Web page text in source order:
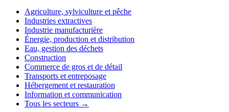
Agriculture, sylviculture et pêche
Industries extractives
Industrie manufacturière
Énergie, production et distribution
Eau, gestion des déchets
Construction
Commerce de gros et de détail
Transports et entreposage
Hébergement et restauration
Information et communication
Tous les secteurs →